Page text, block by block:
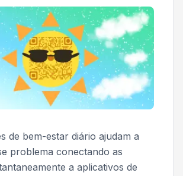
de bem-estar diário ajudam a
problema conectando as
a aplicativos de